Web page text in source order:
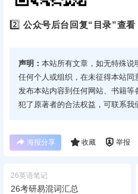
2️⃣公众号后台回复“目录”查看
声明： 本站所有文章，如无特殊说
任何个人或组织，在未征得本站同
发布本站内容到任何网站、书籍
犯了原著者的合法权益，可联系我
海报分享 收藏 举报
26英语笔记
26考研易混词汇总